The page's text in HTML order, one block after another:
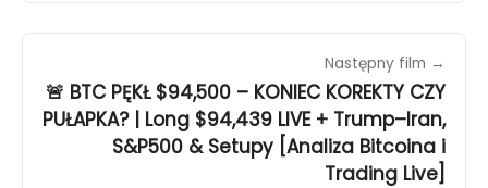
Następny film →
🚨 BTC PĘKŁ $94,500 – KONIEC KOREKTY CZY
PUŁAPKA? | Long $94,439 LIVE + Trump–Iran,
S&P500 & Setupy [Analiza Bitcoina i
Trading Live]